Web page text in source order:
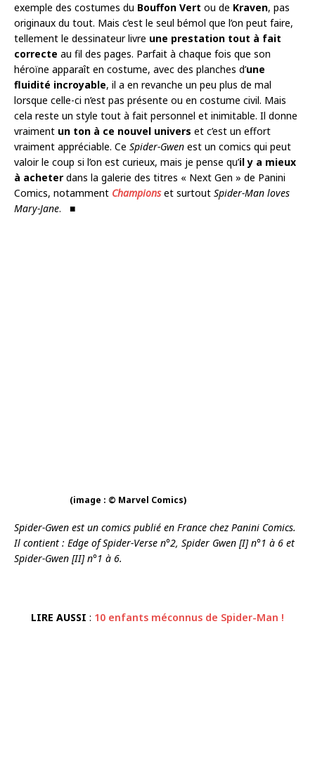
exemple des costumes du Bouffon Vert ou de Kraven, pas
originaux du tout. Mais c’est le seul bémol que l’on peut faire,
tellement le dessinateur livre une prestation tout à fait
correcte au fil des pages. Parfait à chaque fois que son
héroïne apparaît en costume, avec des planches d’une
fluidité incroyable, il a en revanche un peu plus de mal
lorsque celle-ci n’est pas présente ou en costume civil. Mais
cela reste un style tout à fait personnel et inimitable. Il donne
vraiment un ton à ce nouvel univers et c’est un effort
vraiment appréciable. Ce Spider-Gwen est un comics qui peut
valoir le coup si l’on est curieux, mais je pense qu’il y a mieux
à acheter dans la galerie des titres « Next Gen » de Panini
Comics, notamment Championset surtout Spider-Man loves
Mary-Jane. ■
(image : © Marvel Comics)
Spider-Gwen est un comics publié en France chez Panini Comics.
Il contient : Edge of Spider-Verse n°2, Spider Gwen [I] n°1 à 6 et
Spider-Gwen [II] n°1 à 6.
LIRE AUSSI : 10 enfants méconnus de Spider-Man !